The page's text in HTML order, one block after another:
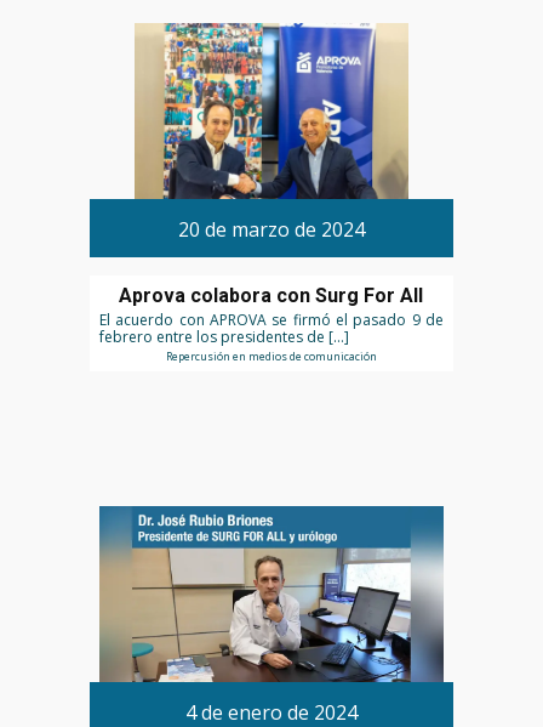
20 de marzo de 2024
Aprova colabora con Surg For All
El acuerdo con APROVA se firmó el pasado 9 de
febrero entre los presidentes de […]
Repercusión en medios de comunicación
4 de enero de 2024